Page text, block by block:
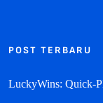
POST TERBARU
LuckyWins: